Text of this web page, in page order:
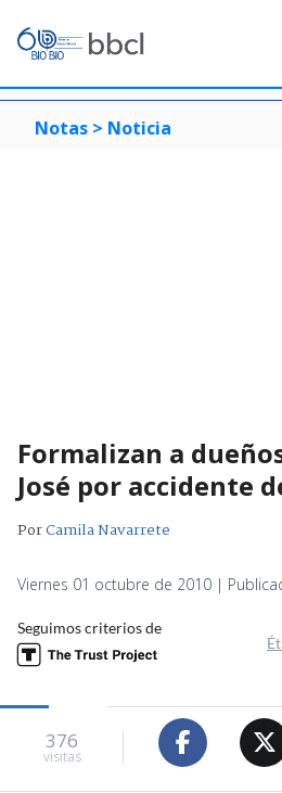
Notas > Noticia
Formalizan a
José por accidente
PorCamila Navarrete
Viernes 01 octubre de 2010 |
Seguimos criterios de
376
visitas